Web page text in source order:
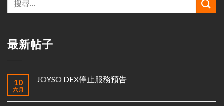
最新帖子
10
六月
JOYSO DEX停止服務預告